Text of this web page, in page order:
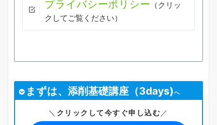
プライバシーポリシー （クリッ
クしてご覧ください）
まずは、添削基礎講座（3days)へ
＼ クリックして今すぐ申し込む／